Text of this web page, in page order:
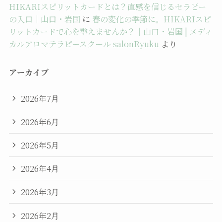
HIKARIスピリットカードとは？直感を信じるセラピー
の入口｜山口・岩国 に 春の変化の季節に。HIKARIスピ
リットカードで心を整えませんか？｜山口・岩国 | メディ
カルアロマテラピースクール salonRyuku より
アーカイブ
2026年7月
2026年6月
2026年5月
2026年4月
2026年3月
2026年2月